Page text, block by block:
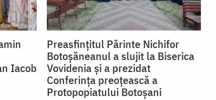
Iacob
Preasfințitul Părinte Nichifor
Botoșăneanul a slujit la Biserica
Vovidenia și a prezidat
Conferința preoțească a
Protopopiatului Botoșani